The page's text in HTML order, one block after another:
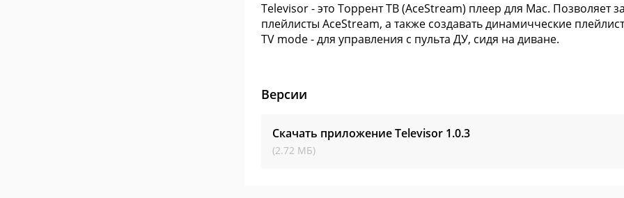
Televisor - это Торрент ТВ (AceStream) плеер для Mac. Позволяет
плейлисты AceStream, а также создавать динамичческие
TV mode - для управления с пульта ДУ, сидя на диване.
Версии
Скачать приложение Televisor 1.0.3
(2.72 МБ)